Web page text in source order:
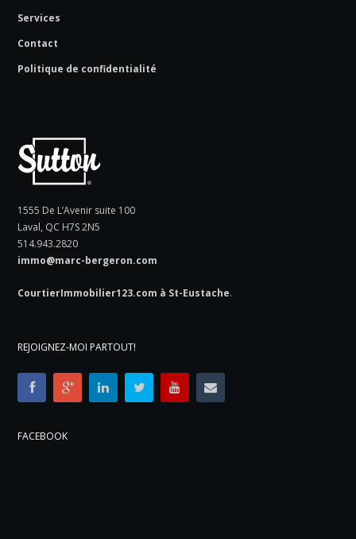
Services
Contact
Politique de confidentialité
1555 De L’Avenir suite 100
Laval, QC H7S 2N5
514.943.2820
immo@marc-bergeron.com
CourtierImmobilier123.com à St-Eustache.
REJOIGNEZ-MOI PARTOUT!
FACEBOOK